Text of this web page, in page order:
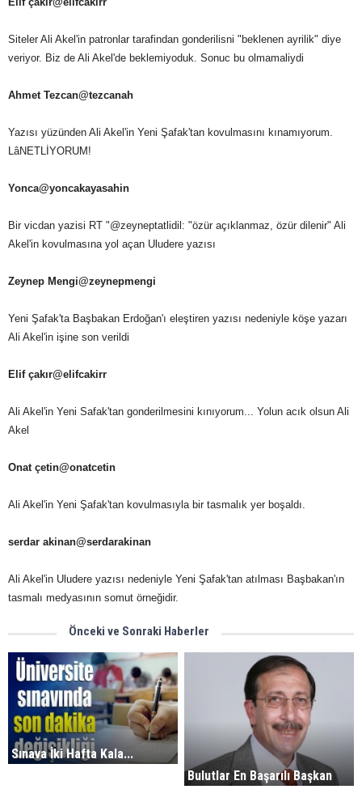
Siteler Ali Akel'in patronlar tarafindan gonderilisni "beklenen ayrilik" diye
veriyor. Biz de Ali Akel'de beklemiyoduk. Sonuc bu olmamaliydi
Ahmet Tezcan‏@tezcanah
Yazısı yüzünden Ali Akel'in Yeni Şafak'tan kovulmasını kınamıyorum.
LâNETLİYORUM!
Yonca‏@yoncakayasahin
Bir vicdan yazisi RT "@zeyneptatlidil: "özür açıklanmaz, özür dilenir" Ali
Akel'in kovulmasına yol açan Uludere yazısı
Zeynep Mengi‏@zeynepmengi
Yeni Şafak'ta Başbakan Erdoğan'ı eleştiren yazısı nedeniyle köşe yazarı
Ali Akel'in işine son verildi
Elif çakır‏@elifcakirr
Ali Akel'in Yeni Safak'tan gonderilmesini kınıyorum... Yolun acık olsun Ali
Akel
Onat çetin‏@onatcetin
Ali Akel'in Yeni Şafak'tan kovulmasıyla bir tasmalık yer boşaldı.
serdar akinan‏@serdarakinan
Ali Akel'in Uludere yazısı nedeniyle Yeni Şafak'tan atılması Başbakan'ın
tasmalı medyasının somut örneğidir.
Önceki ve Sonraki Haberler
Sınava İki Hafta Kala...
Bulutlar En Başarılı Başkan